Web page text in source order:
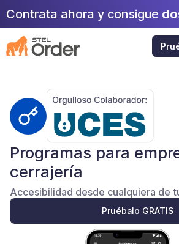
Skip
content
Contrata ahora y consigue
Programas para
cerrajería
Accesibilidad desde cualquiera de
Pruébalo GRATIS